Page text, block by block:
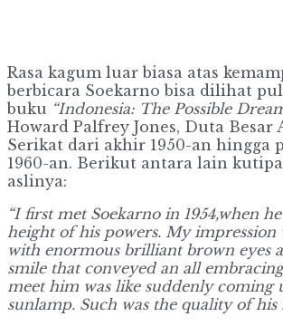
Rasa kagum luar biasa atas
berbicara Soekarno bisa dilihat
buku “Indonesia: The Possible Dream
Howard Palfrey Jones, Duta Besar
Serikat dari akhir 1950-an hingga
1960-an. Berikut antara lain
aslinya:
“I first met Soekarno in 1954,when
height of his powers. My impression
with enormous brilliant brown eyes
smile that conveyed an all
meet him was like suddenly coming
sunlamp. Such was the quality of his